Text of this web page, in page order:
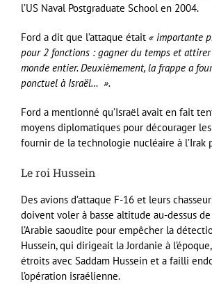
l’US Naval Postgraduate School en 2004.
Ford a dit que l’attaque était « importante
pour 2 fonctions : gagner du temps et
monde entier. Deuxièmement, la frappe a
ponctuel à Israël… ».
Ford a mentionné qu’Israël avait en fait
moyens diplomatiques pour décourager
fournir de la technologie nucléaire à l’Irak
Le roi Hussein
Des avions d’attaque F-16 et leurs
doivent voler à basse altitude au-dessus
l’Arabie saoudite pour empêcher la
Hussein, qui dirigeait la Jordanie à
étroits avec Saddam Hussein et a failli
l’opération israélienne.